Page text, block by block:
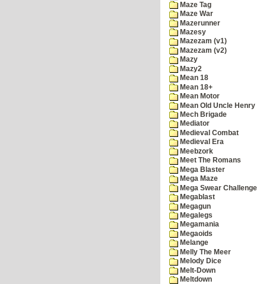
Maze Tag
Maze War
Mazerunner
Mazesy
Mazezam (v1)
Mazezam (v2)
Mazy
Mazy2
Mean 18
Mean 18+
Mean Motor
Mean Old Uncle Henry
Mech Brigade
Mediator
Medieval Combat
Medieval Era
Meebzork
Meet The Romans
Mega Blaster
Mega Maze
Mega Swear Challenge
Megablast
Megagun
Megalegs
Megamania
Megaoids
Melange
Melly The Meer
Melody Dice
Melt-Down
Meltdown